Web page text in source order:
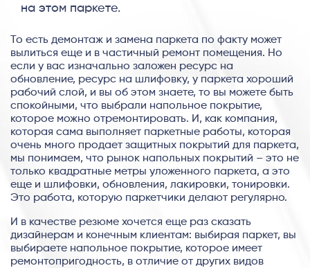
на этом паркете.
То есть демонтаж и замена паркета по факту может
вылиться еще и в частичный ремонт помещения. Но
если у вас изначально заложен ресурс на
обновление, ресурс на шлифовку, у паркета хороший
рабочий слой, и вы об этом знаете, то вы можете быть
спокойными, что выбрали напольное покрытие,
которое можно отремонтировать. И, как компания,
которая сама выполняет паркетные работы, которая
очень много продает защитных покрытий для паркета,
мы понимаем, что рынок напольных покрытий – это не
только квадратные метры уложенного паркета, а это
еще и шлифовки, обновления, лакировки, тонировки.
Это работа, которую паркетчики делают регулярно.
И в качестве резюме хочется еще раз сказать
дизайнерам и конечным клиентам: выбирая паркет, вы
выбираете напольное покрытие, которое имеет
ремонтопригодность, в отличие от других видов